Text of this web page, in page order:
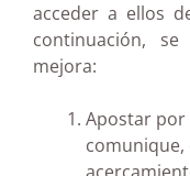
acceder a ellos
continuación,
mejora:
Apostar